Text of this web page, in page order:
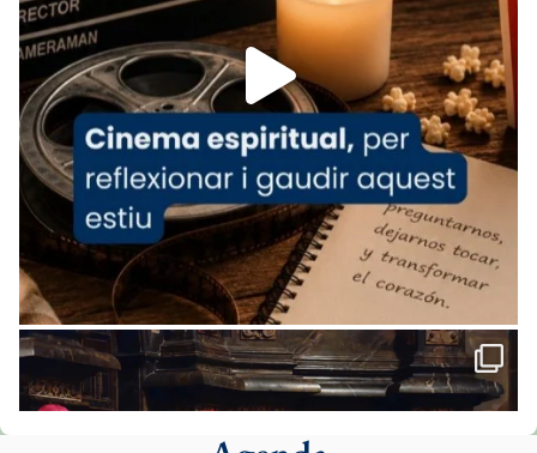
Foto
View on Facebook · Share
Arquebisbat de Barcelona
2 weeks ago
«Avui les santes Juliana i Semproniana ens
ajuden a alçar la mirada»
Mons. Sergi Gordo, bisbe de Tortosa, ha
presidit aquest 27 de juliol la missa de Les
Santes de Mataró.
🔗tinyurl.com/cvu5jmbk
📸 J. Merino